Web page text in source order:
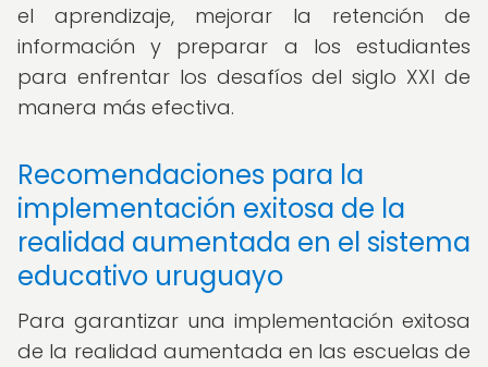
el aprendizaje, mejorar la retención de
información y preparar a los estudiantes
para enfrentar los desafíos del siglo XXI de
manera más efectiva.
Recomendaciones para la
implementación exitosa de la
realidad aumentada en el sistema
educativo uruguayo
Para garantizar una implementación exitosa
de la realidad aumentada en las escuelas de